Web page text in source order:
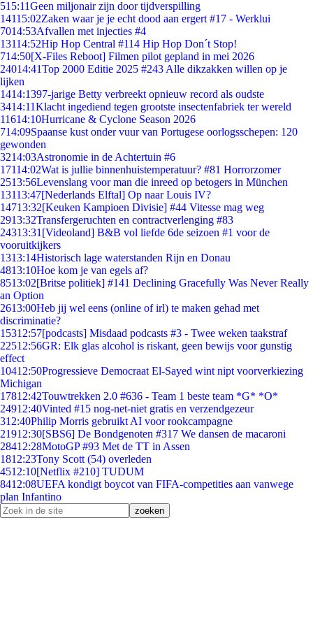
515:11Geen miljonair zijn door tijdverspilling
14115:02Zaken waar je je echt dood aan ergert #17 - Werklui
7014:53Afvallen met injecties #4
13114:52Hip Hop Central #114 Hip Hop Don´t Stop!
714:50[X-Files Reboot] Filmen pilot gepland in mei 2026
24014:41Top 2000 Editie 2025 #243 Alle dikzakken willen op je
lijken
1414:1397-jarige Betty verbreekt opnieuw record als oudste
3414:11Klacht ingediend tegen grootste insectenfabriek ter wereld
11614:10Hurricane & Cyclone Season 2026
714:09Spaanse kust onder vuur van Portugese oorlogsschepen: 120
gewonden
3214:03Astronomie in de Achtertuin #6
17114:02Wat is jullie binnenhuistemperatuur? #81 Horrorzomer
2513:56Levenslang voor man die inreed op betogers in München
13113:47[Nederlands Elftal] Op naar Louis IV?
14713:32[Keuken Kampioen Divisie] #44 Vitesse mag weg
2913:32Transfergeruchten en contractverlenging #83
24313:31 [Videoland] B&B vol liefde 6de seizoen #1 voor de
vooruitkijkers
1313:14Historisch lage waterstanden Rijn en Donau
4813:10Hoe kom je van egels af?
8513:02[Britse politiek] #141 Declining Gracefully Was Never Really
an Option
2613:00Heb jij wel eens (online of irl) te maken gehad met
discriminatie?
15312:57[podcasts] Misdaad podcasts #3 - Twee weken taakstraf
22512:56GR: Elk glas alcohol is riskant, geen bewijs voor gunstig
effect
10412:50Progressieve Democraat El-Sayed wint nipt voorverkiezing
Michigan
17812:42Touwtrekken 2.0 #636 - Team 1 beste team *G* *O*
24912:40Vinted #15 nog-net-niet gratis en verzendgezeur
312:40Philip Morris gebruikt AI voor rookcampagne
21912:30[SBS6] De Bondgenoten #317 We dansen de macaroni
28412:28MotoGP #93 Met de TT in Assen
1812:23Tony Scott (54) overleden
4512:10[Netflix #210] TUDUM
8412:08UEFA kondigt boycot van FIFA-competities aan vanwege
plan Infantino